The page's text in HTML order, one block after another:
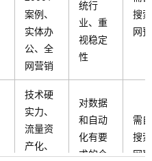
案例、
实体办
公、全
网营销
统行
业、重
视稳定
性
搜
网
技术硬
实力、
流量资
产化、
对数据
和自动
化有要
求的企
需
搜
网